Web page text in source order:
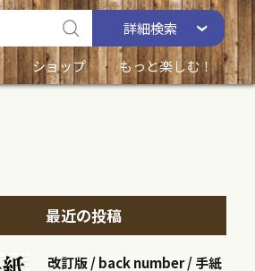
詳細検索
ショップ もっと楽しむ！
最近の投稿
改訂版 / back number / 手紙